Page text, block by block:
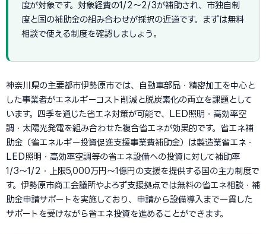
度が対象です。対象経費の1/2〜2/3が補助され、市独自制
度と国の補助金の組み合わせが採択の近道です。まずは無料
相談で使える制度を確認しましょう。
神奈川県の主要都市伊勢原市では、自動車部品・精密加工を中心と
した事業者がエネルギーコスト削減と脱炭素化の両立を課題として
います。四季を通じた省エネ対策が可能で、LED照明・高効率空
調・太陽光発電を組み合わせた複合省エネが効果的です。省エネ補
助金（省エネルギー投資促進支援事業費補助金）は製造業省エネ・
LED照明・高効率空調等の省エネ設備への投資に対して補助率
1/3〜1/2・上限5,000万円〜1億円の支援を提供する国の主力制度で
す。伊勢原市商工会議所やよろず支援拠点では無料の省エネ相談・補
助金申請サポートを実施しており、申請から設備導入まで一貫した
サポートを受けながら省エネ投資を進めることができます。